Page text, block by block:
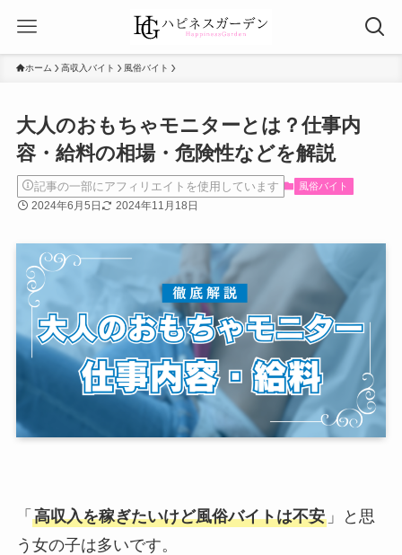
ホーム 高収入バイト 風俗バイト
大人のおもちゃモニターとは？仕事内
容・給料の相場・危険性などを解説
記事の一部にアフィリエイトを使用しています 風俗バイト
2024年6月5日 2024年11月18日
「 高収入を稼ぎたいけど風俗バイトは不安」と思
う女の子は多いです。